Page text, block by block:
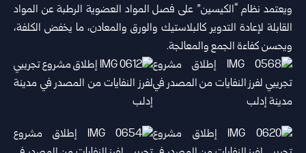
ويعتمد نظام “الكيسين” على فصل المواد العضوية الرطبة عن المواد
القابلة لإعادة التدوير كالبلاستيك والورق والمعادن، ما يخفض الكلفة،
ويحسن كفاءة الجمع والمعالجة.